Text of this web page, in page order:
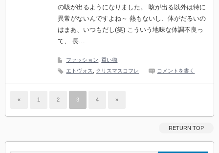
の咳が出るようになりました。 咳が出る以外は特に
異常がないんですよね～ 熱もないし、体がだるいの
はまあ、いつもだし(笑) こういう地味な体調不良っ
て、 長…
ファッション
買い物
エトヴォス
クリスマスコフレ コメントを書く
« 1 2 3 4 »
RETURN TOP